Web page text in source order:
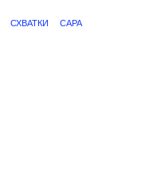
СХВАТКИ САРА